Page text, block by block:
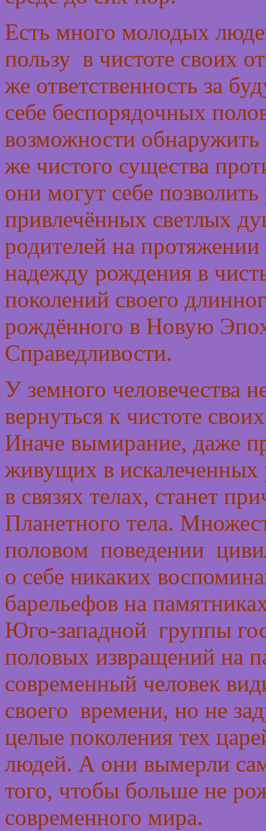
Есть много молодых
пользу в чистоте своих
же ответственность за
себе беспорядочных
возможности
же чистого существа
они могут себе
привлечённых светлых
родителей на
надежду рождения в
поколений своего
рождённого в Новую
Справедливости.
У земного человечества
вернуться к чистоте
Иначе вымирание, даже
живущих в искалеченных
в связях телах, станет
Планетного тела.
половом поведении
о себе никаких
барельефов на
Юго-западной группы
половых извращений на
современный человек
своего времени, но не
целые поколения тех
людей. А они вымерли
того, чтобы больше не
современного мира.